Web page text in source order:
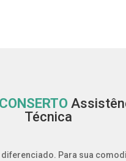
Técnica
diferenciado. Para sua